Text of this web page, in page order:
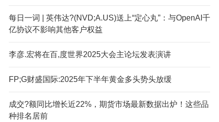
每日一词 | 英伟达?(NVD;A.US)送上“定心丸”：与OpenAI千
亿协议不影响其他客户权益
李彦.宏将在百,度世界2025大会主论坛发表演讲
FP;G财盛国际:2025年下半年黄金多头势头放缓
成交?额同比增长近22%，期货市场最新数据出炉！这些品
种排名居前